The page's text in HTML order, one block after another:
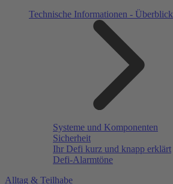
Technische Informationen - Überblick
Systeme und Komponenten
Sicherheit
Ihr Defi kurz und knapp erklärt
Defi-Alarmtöne
Alltag & Teilhabe